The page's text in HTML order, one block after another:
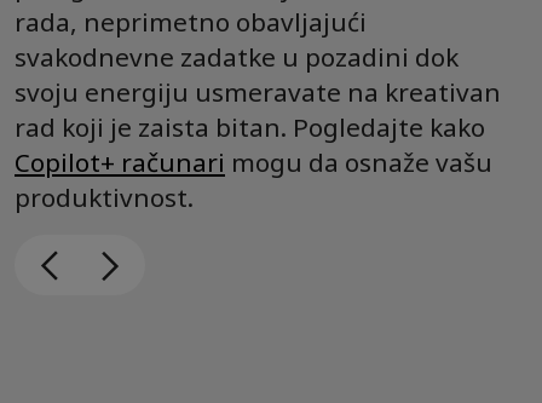
rada, neprimetno obavljajući
svakodnevne zadatke u pozadini dok
svoju energiju usmeravate na kreativan
rad koji je zaista bitan. Pogledajte kako
Copilot+ računari mogu da osnaže vašu
produktivnost.